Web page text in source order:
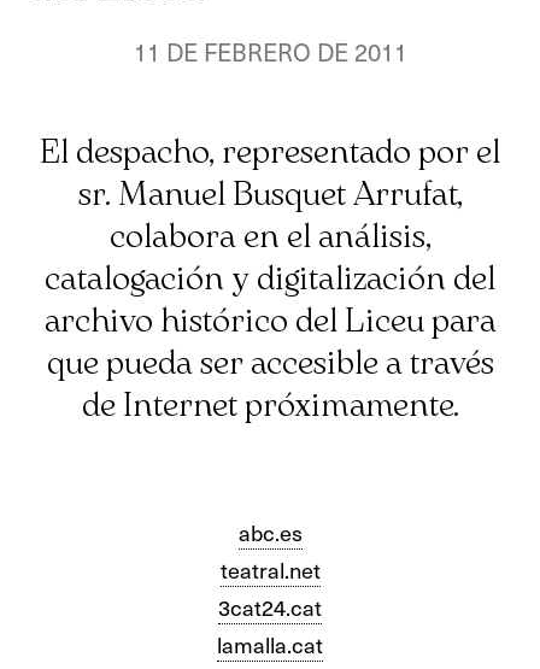
11 DE FEBRERO DE 2011
El despacho, representado por el
sr. Manuel Busquet Arrufat,
colabora en el análisis,
catalogación y digitalización del
archivo histórico del Liceu para
que pueda ser accesible a través
de Internet próximamente.
abc.es
teatral.net
3cat24.cat
lamalla.cat